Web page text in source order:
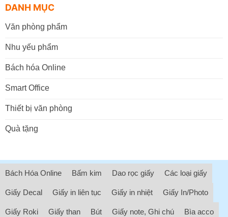
DANH MỤC
Văn phòng phẩm
Nhu yếu phẩm
Bách hóa Online
Smart Office
Thiết bị văn phòng
Quà tặng
Bách Hóa Online Bấm kim Dao rọc giấy Các loại giấy
Giấy Decal Giấy in liên tục Giấy in nhiệt Giấy In/Photo
Giấy Roki Giấy than Bút Giấy note, Ghi chú Bìa acco